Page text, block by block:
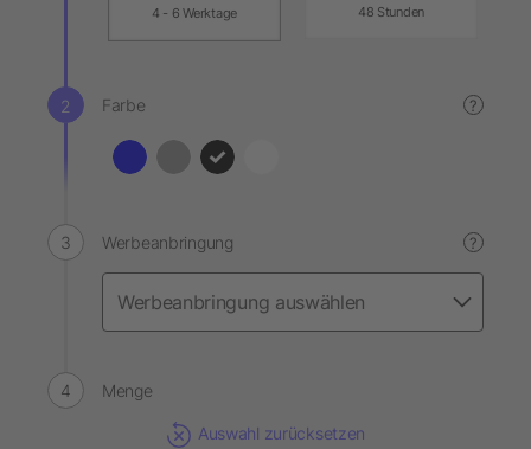
4 - 6 Werktage 48 Stunden
Farbe ?
Werbeanbringung ?
Menge
Auswahl zurücksetzen